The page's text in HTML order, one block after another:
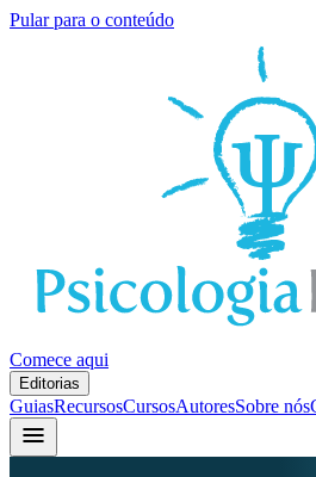
Pular para o conteúdo
Comece aqui
Editorias
GuiasRecursosCursosAutoresSobre nós